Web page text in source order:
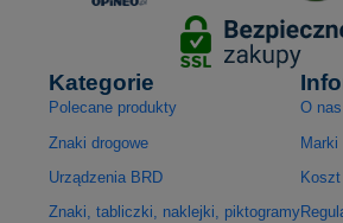
Kategorie
Polecane produkty
Znaki drogowe
Urządzenia BRD
Znaki, tabliczki, naklejki, piktogramy
O nas
Marki